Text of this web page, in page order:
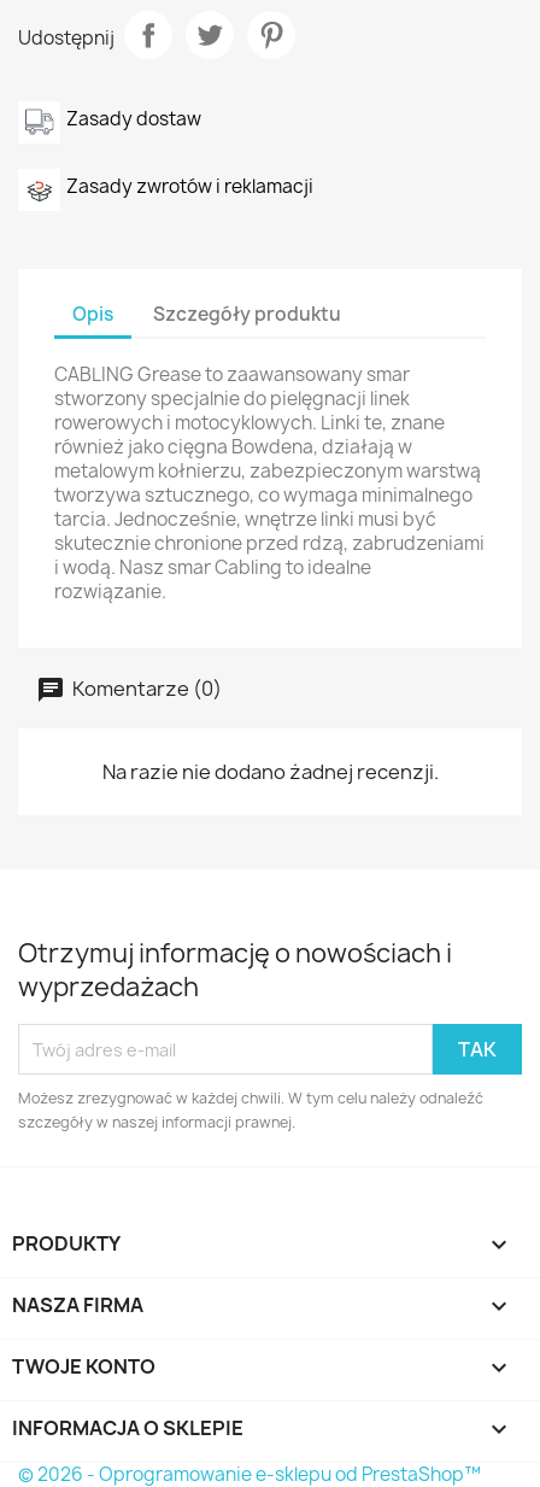
Udostępnij
Zasady dostaw
Zasady zwrotów i reklamacji
Opis Szczegóły produktu
CABLING Grease to zaawansowany smar
stworzony specjalnie do pielęgnacji linek
rowerowych i motocyklowych. Linki te, znane
również jako cięgna Bowdena, działają w
metalowym kołnierzu, zabezpieczonym warstwą
tworzywa sztucznego, co wymaga minimalnego
tarcia. Jednocześnie, wnętrze linki musi być
skutecznie chronione przed rdzą, zabrudzeniami
i wodą. Nasz smar Cabling to idealne
rozwiązanie.
Komentarze (0)
Na razie nie dodano żadnej recenzji.
Otrzymuj informację o nowościach i
wyprzedażach
Możesz zrezygnować w każdej chwili. W tym celu należy odnaleźć
szczegóły w naszej informacji prawnej.
PRODUKTY 
NASZA FIRMA 
TWOJE KONTO 
INFORMACJA O SKLEPIE keyboard_arrow_down
© 2026 - Oprogramowanie e-sklepu od PrestaShop™